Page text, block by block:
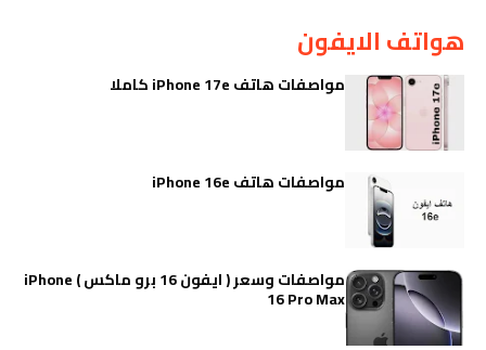
هواتف الايفون
مواصفات هاتف iPhone 17e كاملا
مواصفات هاتف iPhone 16e
مواصفات وسعر ( ايفون 16 برو ماكس ) iPhone
16 Pro Max